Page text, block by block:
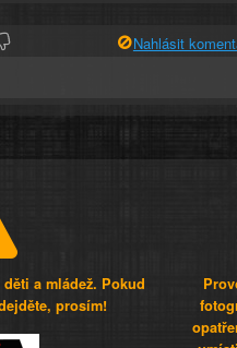
Nahlásit
a mládež. Pokud
prosím!